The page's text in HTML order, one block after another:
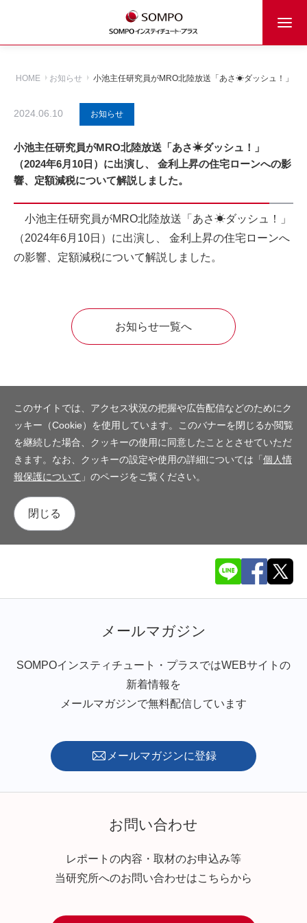
HOME お知らせ 小池主任研究員がMRO北陸放送「あさ☀ダッシュ！」（
2024.06.10 お知らせ
小池主任研究員がMRO北陸放送「あさ☀ダッシュ！」
（2024年6月10日）に出演し、 金利上昇の住宅ローンへの影
響、定額減税について解説しました。
小池主任研究員がMRO北陸放送「あさ☀ダッシュ！」
（2024年6月10日）に出演し、 金利上昇の住宅ローンへ
の影響、定額減税について解説しました。
お知らせ一覧へ
このサイトでは、アクセス状況の把握や広告配信などのためにク
ッキー（Cookie）を使用しています。このバナーを閉じるか閲覧
を継続した場合、クッキーの使用に同意したこととさせていただ
きます。なお、クッキーの設定や使用の詳細については「個人情
報保護について 」のページをご覧ください。
閉じる
メールマガジン
SOMPOインスティチュート・プラスではWEBサイトの
新着情報を
メールマガジンで無料配信しています
メールマガジンに登録
お問い合わせ
レポートの内容・取材のお申込み等
当研究所へのお問い合わせはこちらから